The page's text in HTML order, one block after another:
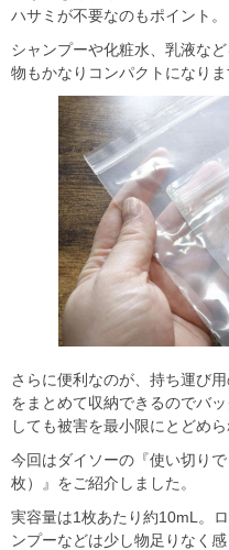
ハサミが不要なのもポイント。
シャンプーや化粧水、乳液な
物もかなりコンパクトになりま
さらに便利なのが、持ち運び
をまとめて収納できるのでバ
しても被害を最小限にとどめら
今回はダイソーの『使い切り
枚）』をご紹介しました。
実容量は1枚あたり約10mL。
ンプーなどは少し物足りなく感